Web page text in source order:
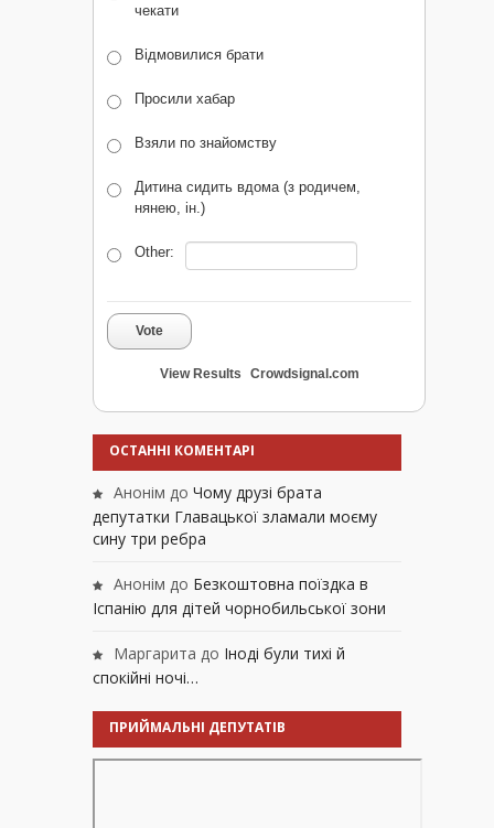
чекати
Відмовилися брати
Просили хабар
Взяли по знайомству
Дитина сидить вдома (з родичем,
нянею, ін.)
Other:
Vote
View Results Crowdsignal.com
ОСТАННІ КОМЕНТАРІ
Анонім до Чому друзі брата
депутатки Главацької зламали моєму
сину три ребра
Анонім до Безкоштовна поїздка в
Іспанію для дітей чорнобильської зони
Маргарита до Іноді були тихі й
спокійні ночі…
ПРИЙМАЛЬНІ ДЕПУТАТІВ